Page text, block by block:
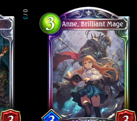
0
/
3